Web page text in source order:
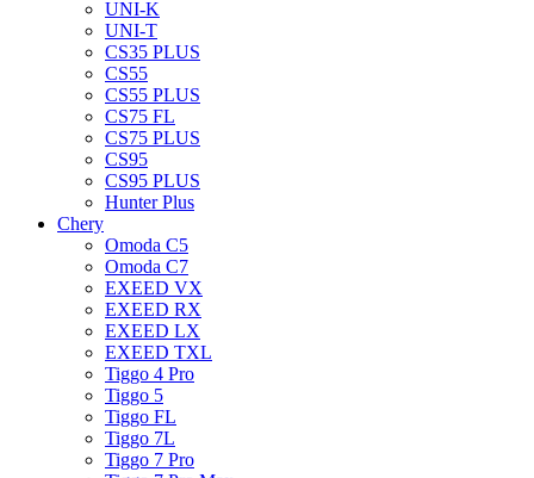
UNI-K
UNI-T
CS35 PLUS
CS55
CS55 PLUS
CS75 FL
CS75 PLUS
CS95
CS95 PLUS
Hunter Plus
Chery
Omoda C5
Omoda C7
EXEED VX
EXEED RX
EXEED LX
EXEED TXL
Tiggo 4 Pro
Tiggo 5
Tiggo FL
Tiggo 7L
Tiggo 7 Pro